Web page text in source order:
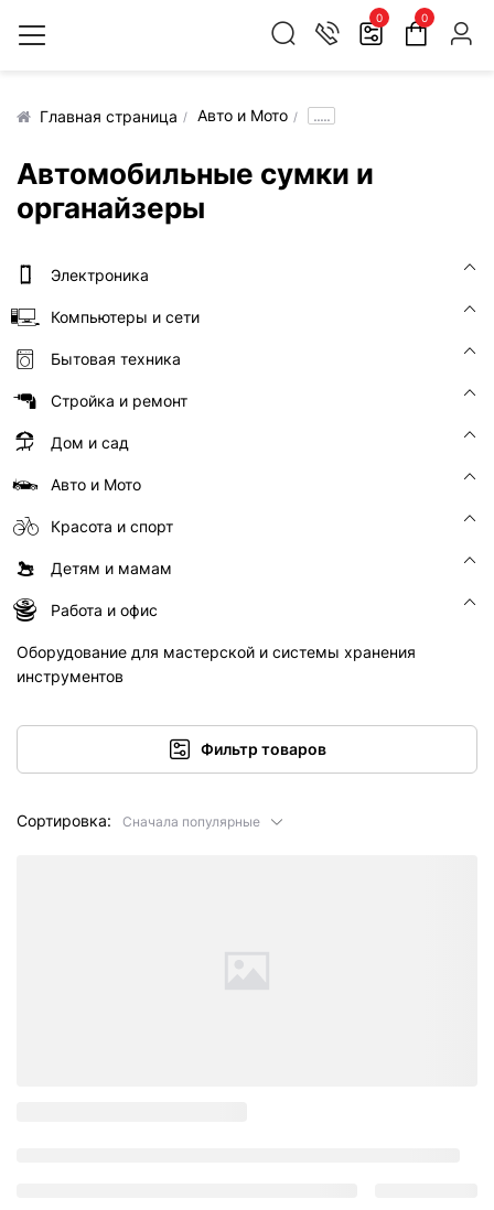
0 0
Главная страница Авто и Мото .....
Автомобильные сумки и
органайзеры
Электроника
Компьютеры и сети
Бытовая техника
Стройка и ремонт
Дом и сад
Авто и Мото
Красота и спорт
Детям и мамам
Работа и офис
Оборудование для мастерской и системы хранения
инструментов
Фильтр товаров
Сортировка: Сначала популярные